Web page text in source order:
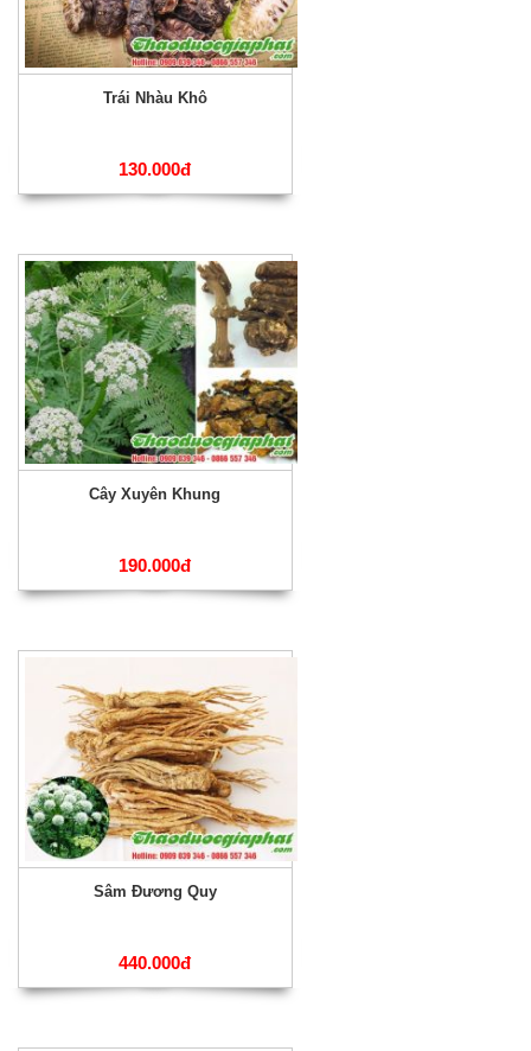
Trái Nhàu Khô
130.000đ
Cây Xuyên Khung
190.000đ
Sâm Đương Quy
440.000đ